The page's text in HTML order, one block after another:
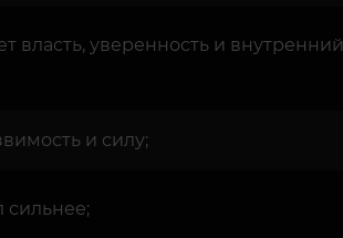
власть, уверенность и внутренний
и силу;
сильнее;